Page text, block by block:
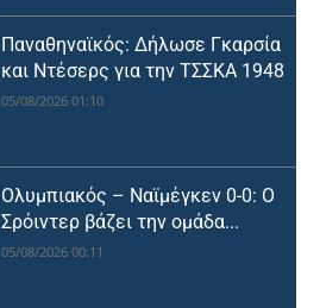
Παναθηναϊκός: Δήλωσε Γκαρσία
και Ντέσερς για την ΤΣΣΚΑ 1948
05/08/2026 01:10
Ολυμπιακός – Ναϊμέγκεν 0-0: Ο
Σρόιντερ βάζει την ομάδα...
05/08/2026 00:11